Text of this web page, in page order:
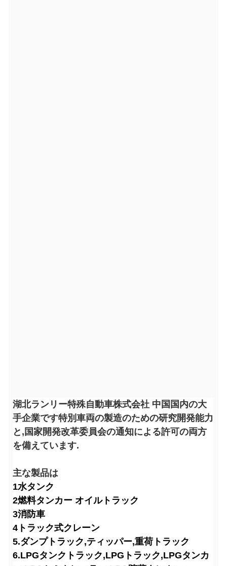
湖北ランリー特殊自動車株式会社 中国国内の大
手企業です特別車両の製造のための研究開発能力
と,国家開発改革委員会の通知による許可の両方
を備えています.
主な製品は
1水タンク
2燃料タンカー オイルトラック
3消防車
4トラック式クレーン
5.ダンプトラック,ティッパー,重荷トラック
6.LPGタンクトラック,LPGトラック,LPGタンカ